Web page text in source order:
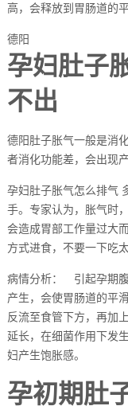
高，会释放到胃肠道的平
德阳
孕妇肚子
不出
德阳肚子胀气一般是消
者消化功能差，会出现
孕妇肚子胀气怎么排气
手。专家认为，胀气时
会造成胃部工作量过大
方式进食，不要一下吃太
病情分析： 引起孕期
产生，会使胃肠道的平
反流至食管下方，再加
延长，在细菌作用下发
妇产生饱胀感。
孕初期肚